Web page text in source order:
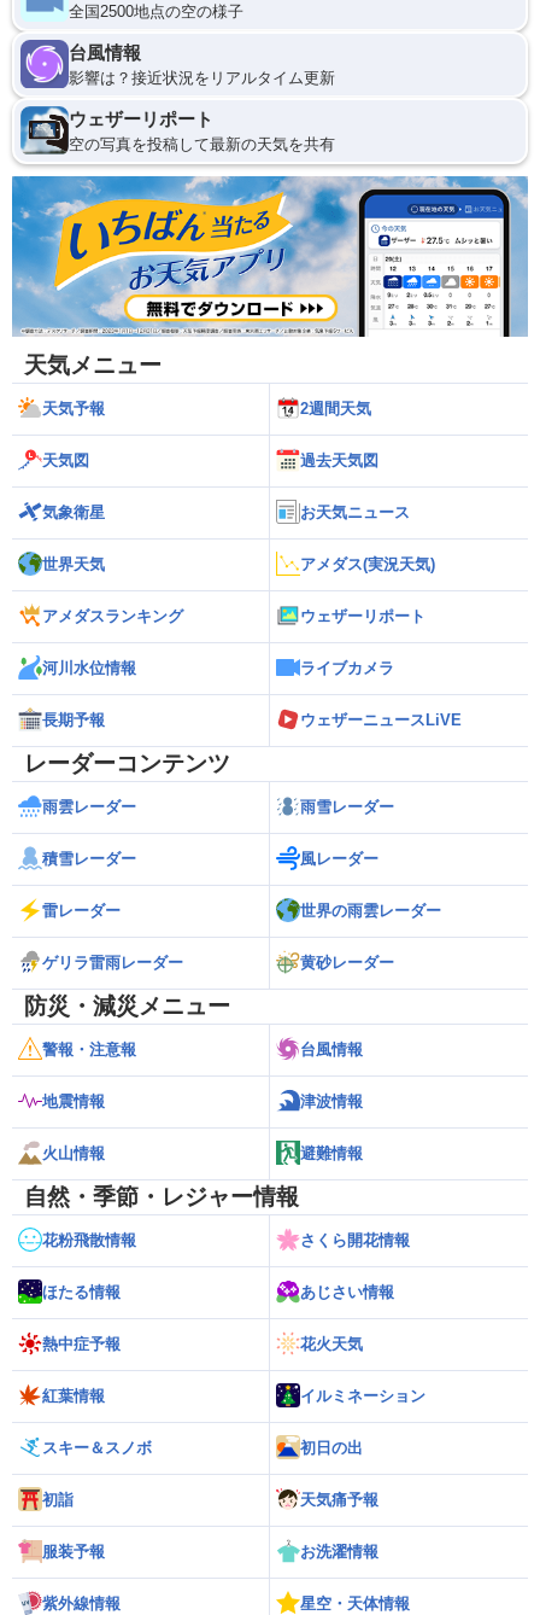
全国2500地点の空の様子
台風情報
影響は？接近状況をリアルタイム更新
ウェザーリポート
空の写真を投稿して最新の天気を共有
天気メニュー
天気予報 2週間天気
天気図 過去天気図
気象衛星 お天気ニュース
世界天気 アメダス(実況天気)
アメダスランキング ウェザーリポート
河川水位情報 ライブカメラ
長期予報 ウェザーニュースLiVE
レーダーコンテンツ
雨雲レーダー 雨雪レーダー
積雪レーダー 風レーダー
雷レーダー 世界の雨雲レーダー
ゲリラ雷雨レーダー 黄砂レーダー
防災・減災メニュー
警報・注意報 台風情報
地震情報 津波情報
火山情報 避難情報
自然・季節・レジャー情報
花粉飛散情報 さくら開花情報
ほたる情報 あじさい情報
熱中症予報 花火天気
紅葉情報 イルミネーション
スキー＆スノボ 初日の出
初詣 天気痛予報
服装予報 お洗濯情報
紫外線情報 星空・天体情報